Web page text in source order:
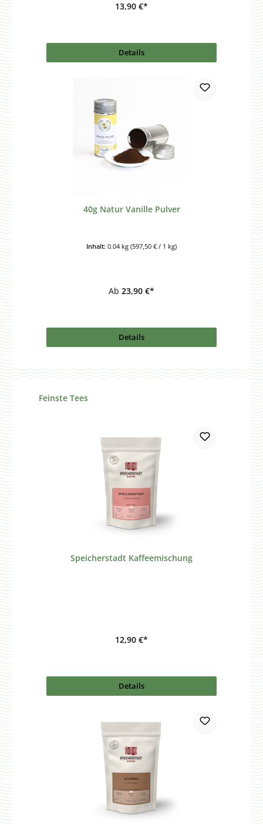
13,90 €*
Details
40g Natur Vanille Pulver
Inhalt: 0.04 kg (597,50 € / 1 kg)
Ab 23,90 €*
Details
Produktgalerie überspringen
Feinste Tees
Speicherstadt Kaffeemischung
12,90 €*
Details